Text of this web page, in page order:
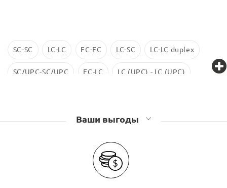
SC-SC LC-LC FC-FC LC-SC LC-LC duplex
SC/UPC-SC/UPC FC-LC LC (UPC) - LC (UPC)
Ваши выгоды